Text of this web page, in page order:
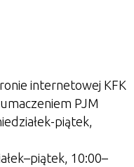
internetowej KFK
PJM
piątek,
10:00–